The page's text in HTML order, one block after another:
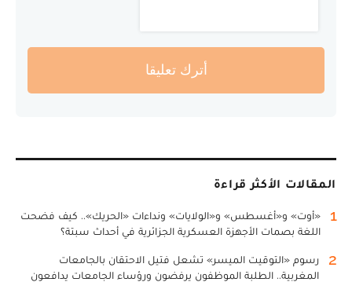
أترك تعليقا
المقالات الأكثر قراءة
1
«أوت» و«أغسطس» و«الولايات» ونداءات «الحريك».. كيف فضحت
اللغة بصمات الأجهزة العسكرية الجزائرية في أحداث سبتة؟
2
رسوم «التوقيت الميسر» تشعل فتيل الاحتقان بالجامعات
المغربية.. الطلبة الموظفون يرفضون ورؤساء الجامعات يدافعون